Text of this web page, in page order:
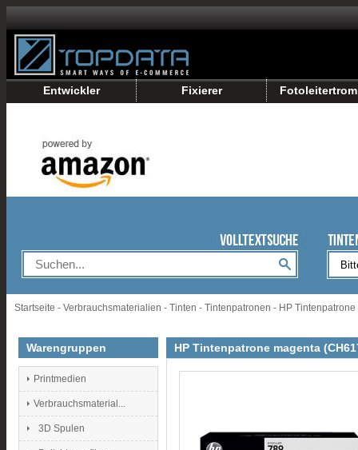
Entwickler Fixierer
Startseite - Verbrauchsmaterialien - Tinten - Tintenpatronen - HP
Warengruppen
Printmedien
Verbrauchsmaterial...
3D Spulen
HP Tintenpatrone magenta